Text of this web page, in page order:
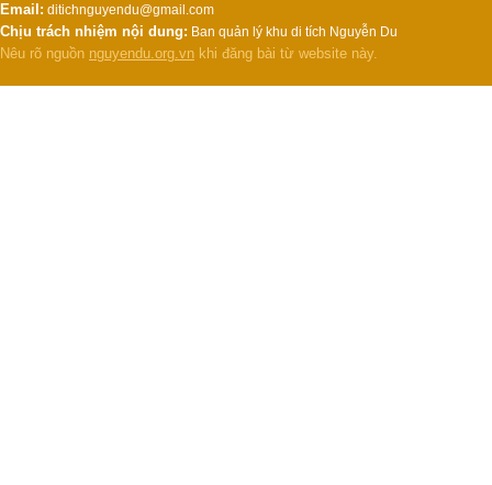
Email: ditichnguyendu@gmail.com
Chịu trách nhiệm nội dung: Ban quản lý khu di tích Nguyễn Du
Nêu rõ nguồn nguyendu.org.vn khi đăng bài từ website này.